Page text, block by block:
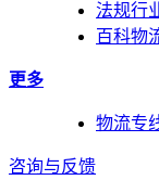
法规行
百科物
更多
物流专
咨询与反馈